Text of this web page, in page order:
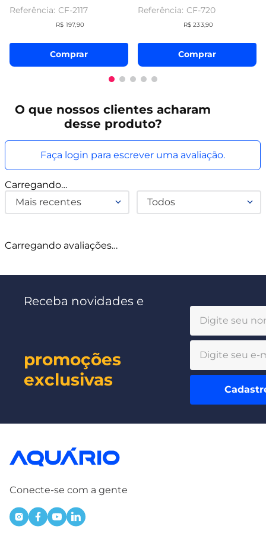
CF-2117
R$ 197,90
Comprar
CF-720
R$ 233,90
Comprar
O que nossos clientes acharam
desse produto?
Carregando…
Faça login para escrever uma avaliação.
Mais recentes Todos
Carregando avaliações…
Receba novidades e
promoções
exclusivas
Conecte-se com a gente